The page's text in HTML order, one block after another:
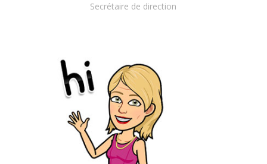
Secrétaire de direction